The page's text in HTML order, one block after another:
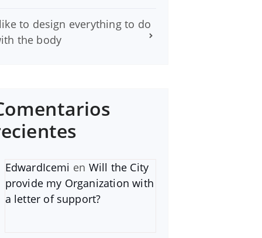
to design everything to do
the body
EdwardIcemi en Will the City
provide my Organization with
a letter of support?